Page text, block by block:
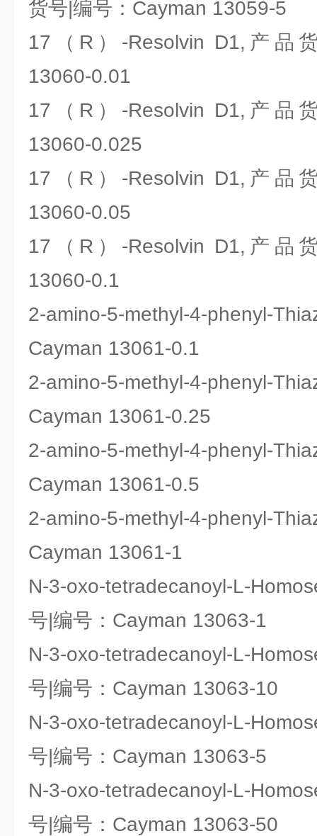
货号|编号：Cayman 13059-5
17（R）-Resolvin D1,产品
13060-0.01
17（R）-Resolvin D1,产品
13060-0.025
17（R）-Resolvin D1,产品
13060-0.05
17（R）-Resolvin D1,产品
13060-0.1
2-amino-5-methyl-4-phenyl-
Cayman 13061-0.1
2-amino-5-methyl-4-phenyl-
Cayman 13061-0.25
2-amino-5-methyl-4-phenyl-
Cayman 13061-0.5
2-amino-5-methyl-4-phenyl-
Cayman 13061-1
N-3-oxo-tetradecanoyl-L-
号|编号：Cayman 13063-1
N-3-oxo-tetradecanoyl-L-
号|编号：Cayman 13063-10
N-3-oxo-tetradecanoyl-L-
号|编号：Cayman 13063-5
N-3-oxo-tetradecanoyl-L-
号|编号：Cayman 13063-50